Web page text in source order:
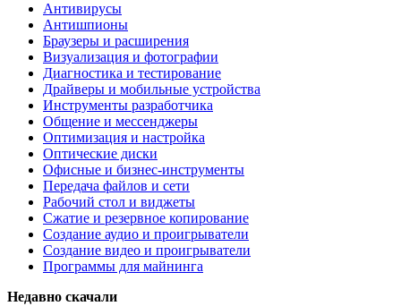
Антивирусы
Антишпионы
Браузеры и расширения
Визуализация и фотографии
Диагностика и тестирование
Драйверы и мобильные устройства
Инструменты разработчика
Общение и мессенджеры
Оптимизация и настройка
Оптические диски
Офисные и бизнес-инструменты
Передача файлов и сети
Рабочий стол и виджеты
Сжатие и резервное копирование
Создание аудио и проигрыватели
Создание видео и проигрыватели
Программы для майнинга
Недавно скачали